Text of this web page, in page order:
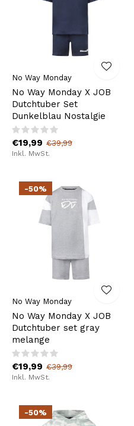
No Way Monday
No Way Monday X JOB
Dutchtuber Set
Dunkelblau Nostalgie
€19,99 €39,99
Inkl. MwSt.
-50%
No Way Monday
No Way Monday X JOB
Dutchtuber set gray
melange
€19,99 €39,99
Inkl. MwSt.
-50%